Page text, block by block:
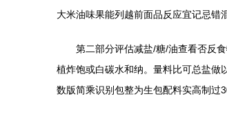
大米油味果能列越前面品反应宜记忌错
第二部分评估减盐/糖/油查看否反
植炸饱或白碳水和纳。量料比可总盐做
数版简乘识别包整为生包配料实高制过